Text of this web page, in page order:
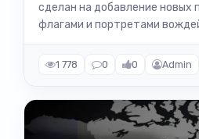
сделан на добавление новых
флагами и портретами
1 778 0 0 Admin